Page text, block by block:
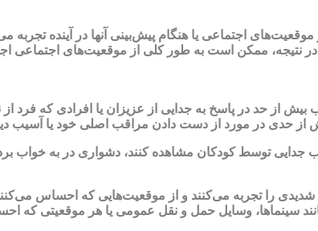
اجتماعی یا هنگام پیش‌بینی آنها در آینده تجربه
ممکن است به طور کلی از موقعیت‌های اجتماعی
از حد در پاسخ به جدایی از عزیزان یا افرادی که
از حدی در مورد از دست دادن مراقب اصلی خود یا آسیب
جدایی توسط کودکان مشاهده کنند، دشواری در به خواب
را تجربه می‌کنند و از موقعیت‌هایی که احساس
سینماها، وسایل حمل و نقل عمومی یا هر موقعیتی که